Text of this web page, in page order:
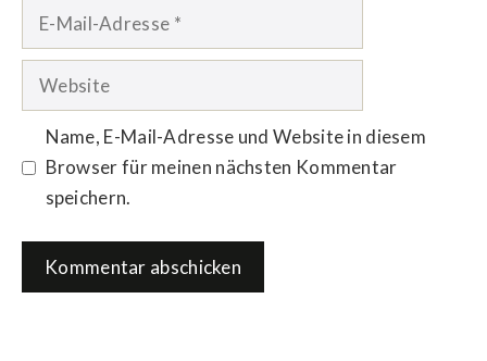
Mail-
Adresse
Website
Name, E-Mail-Adresse und Website in diesem
Browser für meinen nächsten Kommentar
speichern.